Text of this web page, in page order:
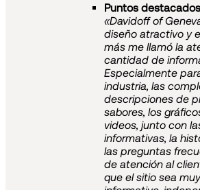
Puntos
«Davidoff of
diseño atractivo y
más me llamó la
cantidad de
Especialmente
industria, las
descripciones de
sabores, los
videos, junto con
informativas, la
las preguntas
de atención al
que el sitio sea